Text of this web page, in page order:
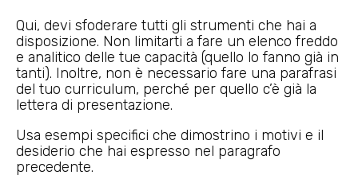
Qui, devi sfoderare tutti gli strumenti che hai a
disposizione. Non limitarti a fare un elenco freddo
e analitico delle tue capacità (quello lo fanno già in
tanti). Inoltre, non è necessario fare una parafrasi
del tuo curriculum, perché per quello c’è già la
lettera di presentazione.
Usa esempi specifici che dimostrino i motivi e il
desiderio che hai espresso nel paragrafo
precedente.